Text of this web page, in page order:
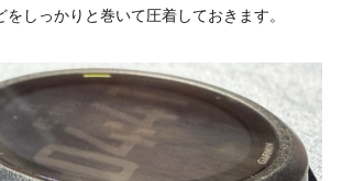
をしっかりと巻いて圧着しておきます。